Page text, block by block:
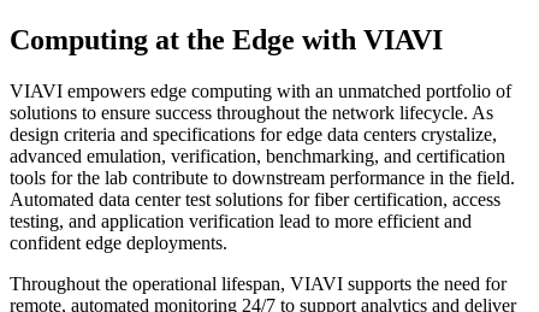
Computing at the Edge with VIAVI
VIAVI empowers edge computing with an unmatched portfolio of
solutions to ensure success throughout the network lifecycle. As
design criteria and specifications for edge data centers crystalize,
advanced emulation, verification, benchmarking, and certification
tools for the lab contribute to downstream performance in the field.
Automated data center test solutions for fiber certification, access
testing, and application verification lead to more efficient and
confident edge deployments.
Throughout the operational lifespan, VIAVI supports the need for
remote, automated monitoring 24/7 to support analytics and deliver